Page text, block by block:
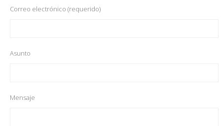
Correo electrónico (requerido)
Asunto
Mensaje